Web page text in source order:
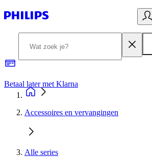
Betaal later met Klarna
Accessoires en vervangingen
Alle series